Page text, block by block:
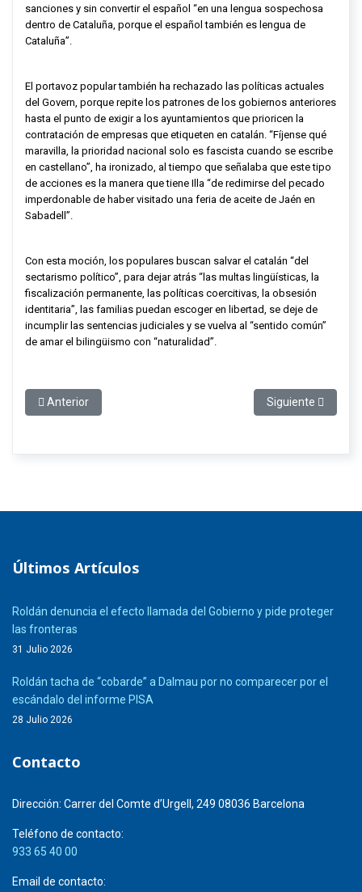
sanciones y sin convertir el español “en una lengua sospechosa
dentro de Cataluña, porque el español también es lengua de
Cataluña”.
El portavoz popular también ha rechazado las políticas actuales
del Govern, porque repite los patrones de los gobiernos anteriores
hasta el punto de exigir a los ayuntamientos que prioricen la
contratación de empresas que etiqueten en catalán. “Fíjense qué
maravilla, la prioridad nacional solo es fascista cuando se escribe
en castellano”, ha ironizado, al tiempo que señalaba que este tipo
de acciones es la manera que tiene Illa “de redimirse del pecado
imperdonable de haber visitado una feria de aceite de Jaén en
Sabadell”.
Con esta moción, los populares buscan salvar el catalán “del
sectarismo político”, para dejar atrás “las multas lingüísticas, la
fiscalización permanente, las políticas coercitivas, la obsesión
identitaria”, las familias puedan escoger en libertad, se deje de
incumplir las sentencias judiciales y se vuelva al “sentido común”
de amar el bilingüismo con “naturalidad”.
Artículo anterior: Alejandro Fernández a Illa: “Tiene a los
Anterior Artículo siguiente:
Siguiente
Últimos Artículos
Roldán denuncia el efecto llamada del Gobierno y pide proteger
las fronteras
31 Julio 2026
Roldán tacha de “cobarde” a Dalmau por no comparecer por el
escándalo del informe PISA
28 Julio 2026
Contacto
Dirección: Carrer del Comte d’Urgell, 249 08036 Barcelona
Teléfono de contacto:
933 65 40 00
Email de contacto: